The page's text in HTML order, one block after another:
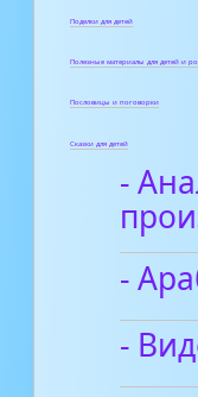
Поделки для детей
Полезные материалы для детей и
Пословицы и поговорки
Сказки для детей
-
-
-